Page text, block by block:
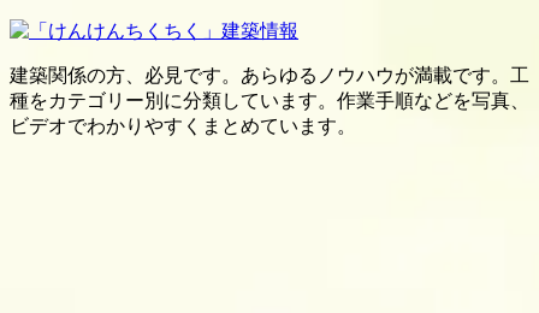
建築関係の方、必見です。あらゆるノウハウが満載です。工
種をカテゴリー別に分類しています。作業手順などを写真、
ビデオでわかりやすくまとめています。